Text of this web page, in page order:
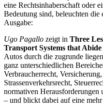
eine Rechtsinhaberschaft oder
Bedeutung sind, beleuchten die
Ausgabe:
Ugo Pagallo zeigt in Three
Transport Systems that
Autos durch die zugrunde
ganz unterschiedlichen
Verbraucherrecht,
Strassenverkehrsrecht,
normativen
– und blickt dabei auf eine